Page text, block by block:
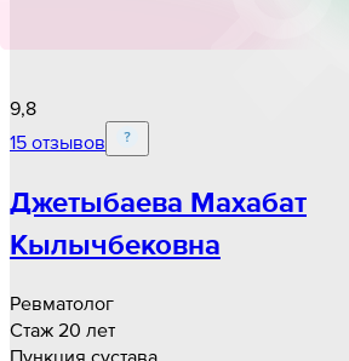
9,8
15 отзывов
Джетыбаева Махабат
Кылычбековна
Ревматолог
Стаж 20 лет
Пункция сустава